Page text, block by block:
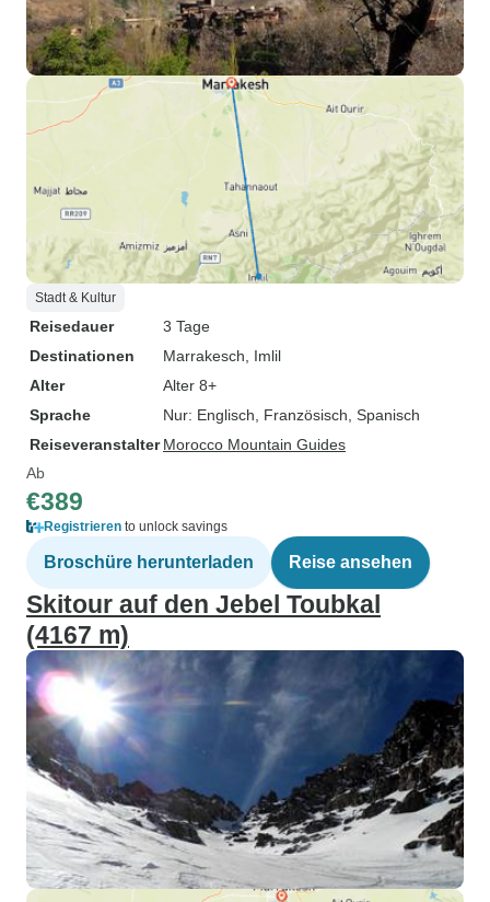
Stadt & Kultur
Reisedauer
3 Tage
Destinationen
Marrakesch , Imlil
Alter
Alter 8+
Sprache
Nur: Englisch, Französisch, Spanisch
Reiseveranstalter Morocco Mountain Guides
Ab
€389
Registrieren to unlock savings
Broschüre herunterladen Reise ansehen
Skitour auf den Jebel Toubkal
(4167 m)